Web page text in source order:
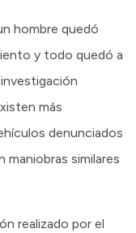
hombre quedó
y todo quedó a
más
denunciados
similares
realizado por el